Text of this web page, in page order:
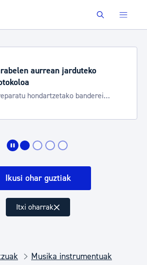
Buscar
Aste Nagusia 2026
Trafiko mozketak eta garraio zerbitzu
bereziak
Ikusi ohar guztiak
Itxi oharrak
Musika instrumentuak